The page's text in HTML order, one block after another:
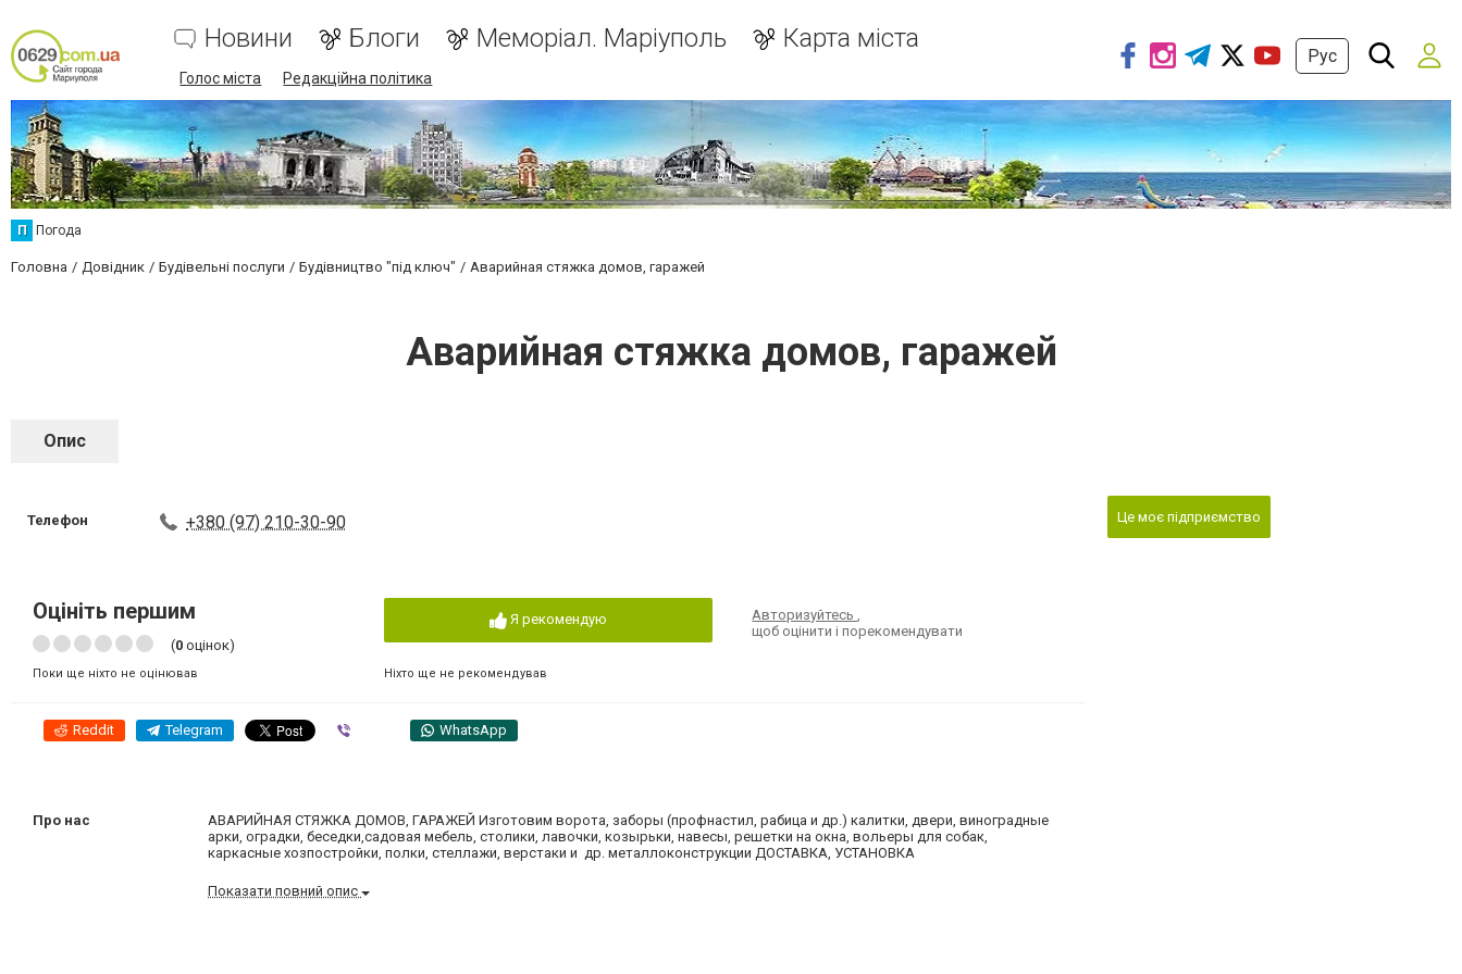
Новини Блоги Меморіал. Маріуполь Карта міста
Голос міста Редакційна політика
Рус
П Погода
Головна Довідник Будівельні послуги Будівництво "під ключ" Аварийная стяжка домов, гаражей
Аварийная стяжка домов, гаражей
Опис
Телефон +380 (97) 210-30-90
Оцініть першим
(0 оцінок)
Поки ще ніхто не оцінював
Я рекомендую
Ніхто ще не рекомендував
Авторизуйтесь,
щоб оцінити і порекомендувати
Reddit Telegram WhatsApp
Про нас
АВАРИЙНАЯ СТЯЖКА ДОМОВ, ГАРАЖЕЙ Изготовим ворота, заборы (профнастил, рабица и др.) калитки, двери, виноградные
арки, оградки, беседки,садовая мебель, столики, лавочки, козырьки, навесы, решетки на окна, вольеры для собак,
каркасные хозпостройки, полки, стеллажи, верстаки и др. металлоконструкции ДОСТАВКА, УСТАНОВКА
Показати повний опис
Це моє підприємство